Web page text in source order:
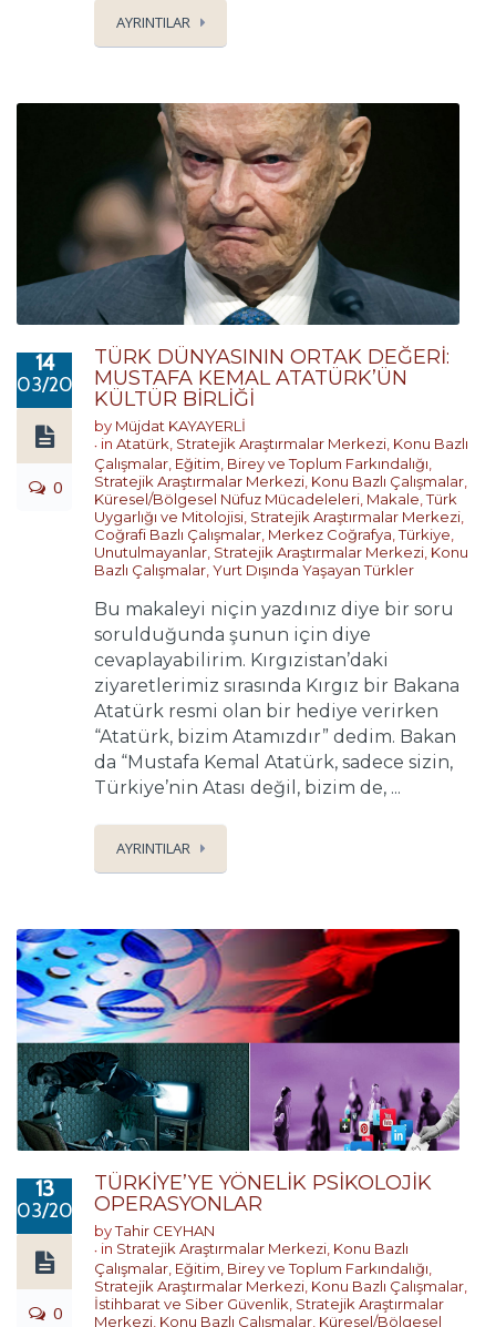
AYRINTILAR
14
03/2019
0
TÜRK DÜNYASININ ORTAK DEĞERİ:
MUSTAFA KEMAL ATATÜRK’ÜN
KÜLTÜR BİRLİĞİ
by Müjdat KAYAYERLİ
in Atatürk Stratejik Araştırmalar Merkezi Konu Bazlı
Çalışmalar Eğitim, Birey ve Toplum Farkındalığı
Stratejik Araştırmalar Merkezi Konu Bazlı Çalışmalar
Küresel/Bölgesel Nüfuz Mücadeleleri Makale ,Türk
Uygarlığı ve Mitolojisi Stratejik Araştırmalar Merkezi
Coğrafi Bazlı Çalışmalar Merkez Coğrafya ,Türkiye
Unutulmayanlar Stratejik Araştırmalar Merkezi Konu
Bazlı Çalışmalar Yurt Dışında Yaşayan Türkler
Bu makaleyi niçin yazdınız diye bir soru
sorulduğunda şunun için diye
cevaplayabilirim. Kırgızistan’daki
ziyaretlerimiz sırasında Kırgız bir Bakana
Atatürk resmi olan bir hediye verirken
“Atatürk, bizim Atamızdır” dedim. Bakan
da “Mustafa Kemal Atatürk, sadece sizin,
Türkiye’nin Atası değil, bizim de, ...
AYRINTILAR
13
03/2019
0
TÜRKİYE’YE YÖNELİK PSİKOLOJİK
OPERASYONLAR
byTahir CEYHAN
in Stratejik Araştırmalar Merkezi Konu Bazlı
Çalışmalar Eğitim, Birey ve Toplum Farkındalığı
Stratejik Araştırmalar Merkezi Konu Bazlı Çalışmalar
İstihbarat ve Siber Güvenlik Stratejik Araştırmalar
Merkezi Konu Bazlı Çalışmalar Küresel/Bölgesel